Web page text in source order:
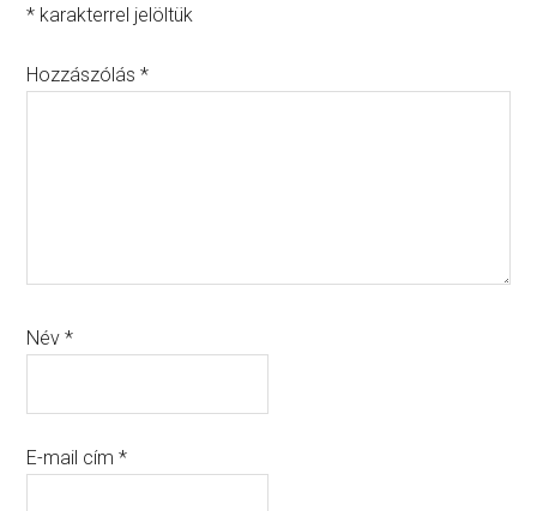
* karakterrel jelöltük
Hozzászólás*
Név*
E-mail cím*